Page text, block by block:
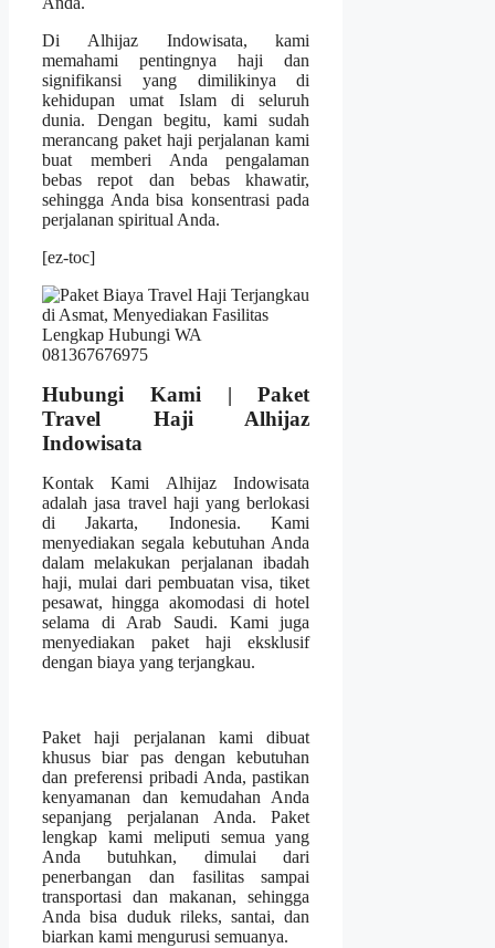
Di Alhijaz Indowisata, kami
memahami pentingnya haji dan
signifikansi yang dimilikinya di
kehidupan umat Islam di seluruh
dunia. Dengan begitu, kami sudah
merancang paket haji perjalanan kami
buat memberi Anda pengalaman
bebas repot dan bebas khawatir,
sehingga Anda bisa konsentrasi pada
perjalanan spiritual Anda.
[ez-toc]
Hubungi Kami | Paket
Travel Haji Alhijaz
Indowisata
Kontak Kami Alhijaz Indowisata
adalah jasa travel haji yang berlokasi
di Jakarta, Indonesia. Kami
menyediakan segala kebutuhan Anda
dalam melakukan perjalanan ibadah
haji, mulai dari pembuatan visa, tiket
pesawat, hingga akomodasi di hotel
selama di Arab Saudi. Kami juga
menyediakan paket haji eksklusif
dengan biaya yang terjangkau.
Paket haji perjalanan kami dibuat
khusus biar pas dengan kebutuhan
dan preferensi pribadi Anda, pastikan
kenyamanan dan kemudahan Anda
sepanjang perjalanan Anda. Paket
lengkap kami meliputi semua yang
Anda butuhkan, dimulai dari
penerbangan dan fasilitas sampai
transportasi dan makanan, sehingga
Anda bisa duduk rileks, santai, dan
biarkan kami mengurusi semuanya.